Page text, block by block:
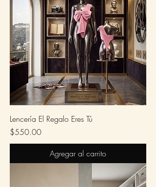
Lencería El Regalo Eres Tú
Precio
$550.00
Agregar al carrito